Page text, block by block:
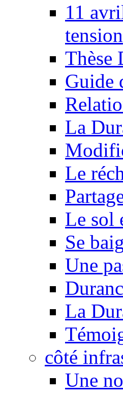
11
tension
Thèse
Guide
La
Le
Le sol
Se
Une
La
côté
Une